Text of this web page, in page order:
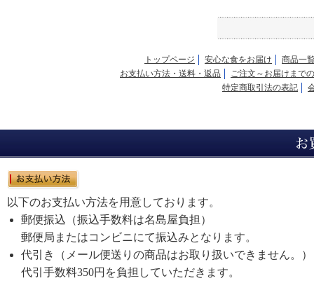
トップページ 安心な食をお届け
商品一
お支払い方法・送料・返品
ご注文～お届けまで
特定商取引法の表記
以下のお支払い方法を用意しております。
郵便振込（振込手数料は名島屋負担）
郵便局またはコンビニにて振込みとなります。
代引き（メール便送りの商品はお取り扱いできません。）
代引手数料350円を負担していただきます。